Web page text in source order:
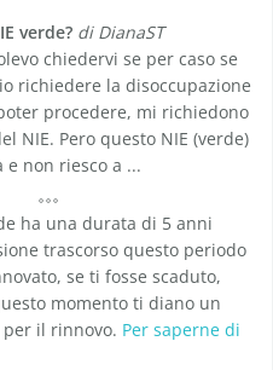
verde? di DianaST
chiedervi se per caso se
richiedere la disoccupazione
procedere, mi richiedono
NIE. Pero questo NIE (verde)
e non riesco a ...
ha una durata di 5 anni
trascorso questo periodo
se ti fosse scaduto,
momento ti diano un
il rinnovo. Per saperne di